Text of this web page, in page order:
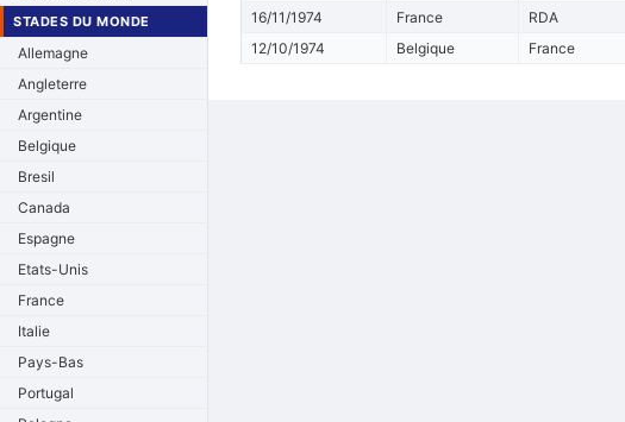
STADES DU MONDE
Allemagne
Angleterre
Argentine
Belgique
Bresil
Canada
Espagne
Etats-Unis
France
Italie
Pays-Bas
Portugal
16/11/1974
France RDA
12/10/1974
Belgique France